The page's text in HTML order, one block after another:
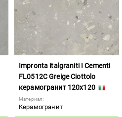
Impronta italgraniti I Cementi
FL0512C Greige Ciottolo
керамогранит 120x120
Материал:
Керамогранит